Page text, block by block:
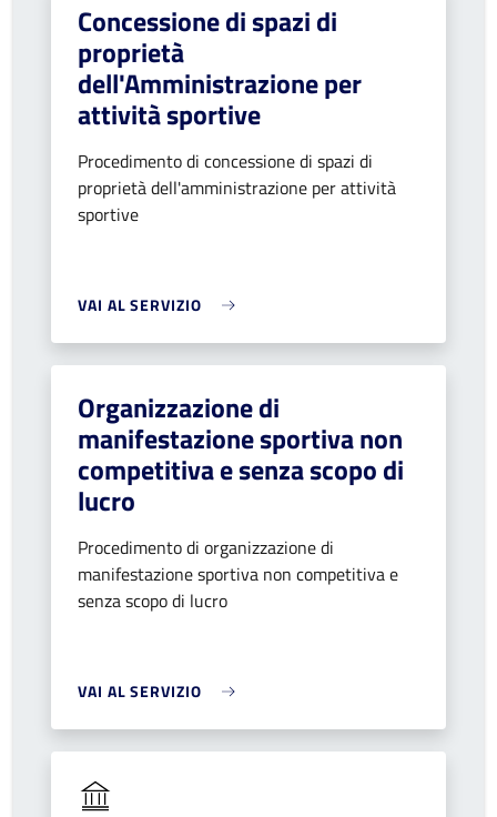
Concessione di spazi di
proprietà
dell'Amministrazione per
attività sportive
Procedimento di concessione di spazi di
proprietà dell'amministrazione per attività
sportive
VAI AL SERVIZIO
Organizzazione di
manifestazione sportiva non
competitiva e senza scopo di
lucro
Procedimento di organizzazione di
manifestazione sportiva non competitiva e
senza scopo di lucro
VAI AL SERVIZIO